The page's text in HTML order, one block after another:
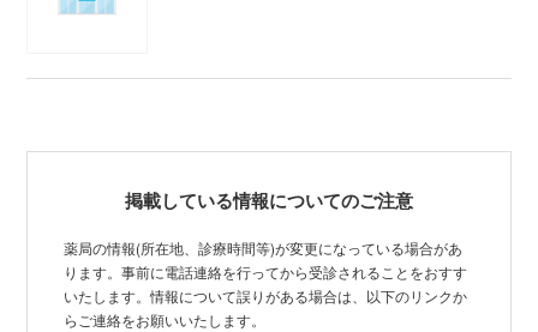
掲載している情報についてのご注意
薬局の情報(所在地、診療時間等)が変更になっている場合があ
ります。事前に電話連絡を行ってから受診されることをおすす
いたします。情報について誤りがある場合は、以下のリンクか
らご連絡をお願いいたします。